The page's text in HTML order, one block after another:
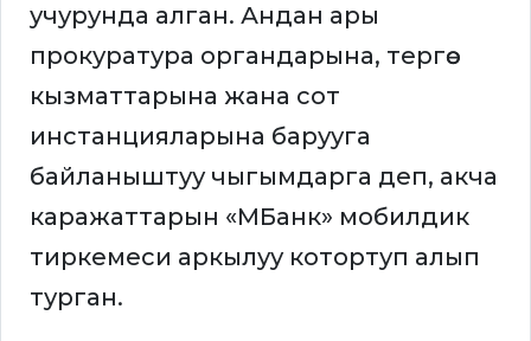
учурунда алган. Андан ары
прокуратура органдарына, тергөө
кызматтарына жана сот
инстанцияларына барууга
байланыштуу чыгымдарга деп, акча
каражаттарын «МБанк» мобилдик
тиркемеси аркылуу котортуп алып
турган.